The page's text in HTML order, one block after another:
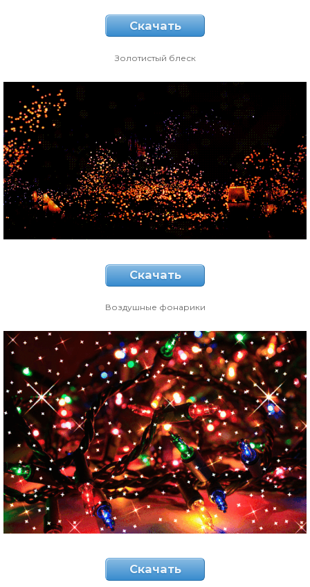
Скачать
Золотистый блеск
Скачать
Воздушные фонарики
Скачать